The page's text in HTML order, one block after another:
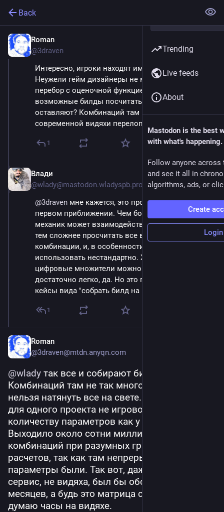
Back
Roman
@3draven
Интересно, игроки находят имбалансные билды.
Неужели гейм дизайнеры не могут зарядить
перебор с оценочной функцией что бы все
возможные билды посчитать? Или это спецом
оставляют? Комбинаций там не так много для
современной видяхи перелопатить.
1
Sep 14, 2023
Влади
@wlady@mastodon.wladyspb.pro
@3draven мне кажется, это просто только при
первом приближении. Чем больше игровых
механик может взаимодействовать друг с другом,
тем сложнее просчитать все возможные
комбинации, и, в особенности, то как их могут
использовать нестандартно. Хотя чисто
цифровые множители можно просчитать
достаточно легко, да. Но это покрывает только
кейсы вида "собрать билд на 100500 дпс".
1
Roman
@3draven@mtdn.anyqn.com
@wlady так все и собирают билды на дпс.
Комбинаций там не так много, на героя
нельзя натянуть все на свете. Я как то считал
для одного проекта не игрового, примерно по
количеству параметров как у перса.
Выходило около сотни миллиардов
комбинаций при разумных границах
расчетов, так как там непрерывные
параметры были. Так вот, даже медленный
сервис, не видяха, был бы обсчитан за пару
месяцев, а будь это матрица с параметрами,
думаю часы на видяхе.
Trending
Live feeds
About
Mastodon is the best
with what's happening.
Follow anyone across
and see it all in
algorithms, ads, or
Create
Login